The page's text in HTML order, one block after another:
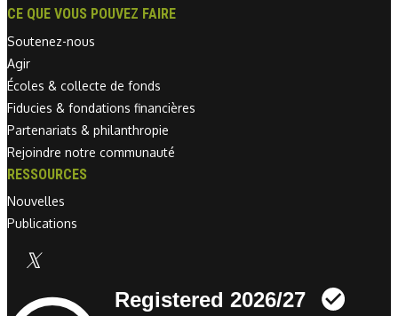
CE QUE VOUS POUVEZ FAIRE
Soutenez-nous
Agir
Écoles & collecte de fonds
Fiducies & fondations financières
Partenariats & philanthropie
Rejoindre notre communauté
RESSOURCES
Nouvelles
Publications